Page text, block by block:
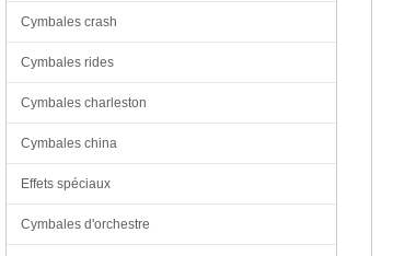
Cymbales crash
Cymbales rides
Cymbales charleston
Cymbales china
Effets spéciaux
Cymbales d'orchestre